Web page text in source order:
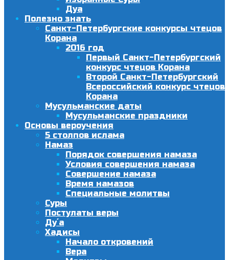
Дуа
Полезно знать
Санкт-Петербургские конкурсы чтецов
Корана
2016 год
Первый Санкт-Петербургский
конкурс чтецов Корана
Второй Санкт-Петербургский
Всероссийский конкурс чтецов
Корана
Мусульманские даты
Мусульманские праздники
Основы вероучения
5 столпов ислама
Намаз
Порядок совершения намаза
Условия совершения намаза
Совершение намаза
Время намазов
Специальные молитвы
Суры
Постулаты веры
Ду´а
Хадисы
Начало откровений
Вера